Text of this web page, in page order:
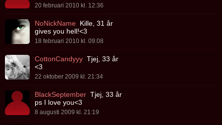
20 februari 2010 kl. 12:36
NoNickName Kille, 31 år
gives you hell!<3
18 februari 2010 kl. 09:08
CottonCandyyy Tjej, 33 år
<3
22 oktober 2009 kl. 21:34
BlackSeptember Tjej, 33 år
ps I love you<3
8 augusti 2009 kl. 21:19